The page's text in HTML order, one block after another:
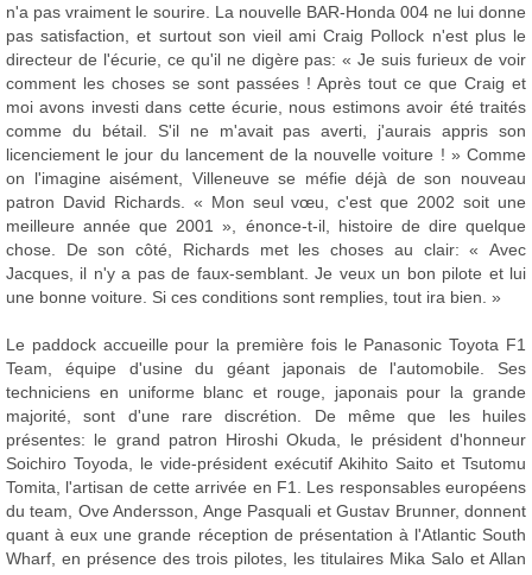
n'a pas vraiment le sourire. La nouvelle BAR-Honda 004 ne lui donne
pas satisfaction, et surtout son vieil ami Craig Pollock n'est plus le
directeur de l'écurie, ce qu'il ne digère pas: « Je suis furieux de voir
comment les choses se sont passées ! Après tout ce que Craig et
moi avons investi dans cette écurie, nous estimons avoir été traités
comme du bétail. S'il ne m'avait pas averti, j'aurais appris son
licenciement le jour du lancement de la nouvelle voiture ! » Comme
on l'imagine aisément, Villeneuve se méfie déjà de son nouveau
patron David Richards. « Mon seul vœu, c'est que 2002 soit une
meilleure année que 2001 », énonce-t-il, histoire de dire quelque
chose. De son côté, Richards met les choses au clair: « Avec
Jacques, il n'y a pas de faux-semblant. Je veux un bon pilote et lui
une bonne voiture. Si ces conditions sont remplies, tout ira bien. »
Le paddock accueille pour la première fois le Panasonic Toyota F1
Team, équipe d'usine du géant japonais de l'automobile. Ses
techniciens en uniforme blanc et rouge, japonais pour la grande
majorité, sont d'une rare discrétion. De même que les huiles
présentes: le grand patron Hiroshi Okuda, le président d'honneur
Soichiro Toyoda, le vide-président exécutif Akihito Saito et Tsutomu
Tomita, l'artisan de cette arrivée en F1. Les responsables européens
du team, Ove Andersson, Ange Pasquali et Gustav Brunner, donnent
quant à eux une grande réception de présentation à l'Atlantic South
Wharf, en présence des trois pilotes, les titulaires Mika Salo et Allan